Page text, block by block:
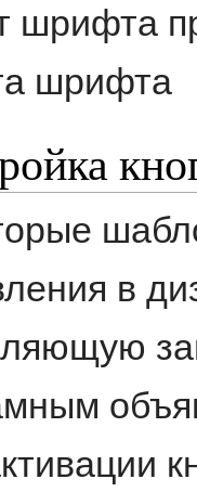
шрифта
шрифта
в